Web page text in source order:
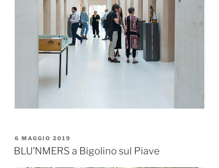
6 MAGGIO 2019
BLU’NMERS a Bigolino sul Piave